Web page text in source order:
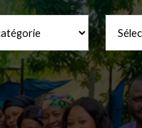
Archives